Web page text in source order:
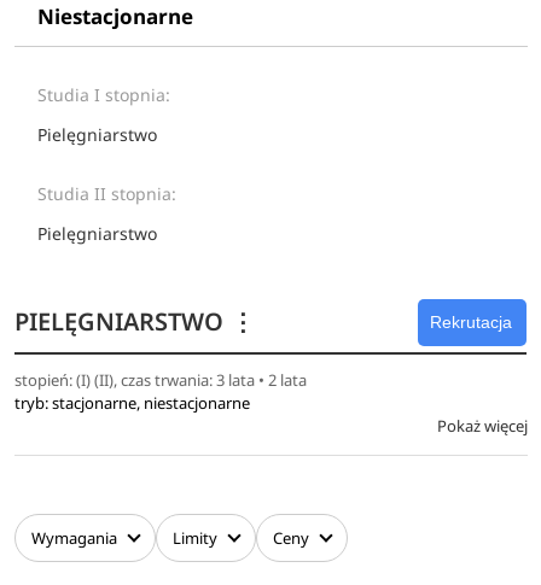
PIELĘGNIARSTWO ⋮ Rekrutacja
stopień: (I) (II), czas trwania: 3 lata • 2 lata
tryb: stacjonarne, niestacjonarne
Pokaż więcej
Wymagania Limity Ceny
Niestacjonarne
Studia I stopnia:
Pielęgniarstwo
Studia II stopnia:
Pielęgniarstwo